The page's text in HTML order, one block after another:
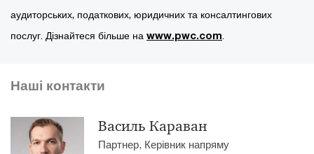
аудиторських, податкових, юридичних та консалтингових
послуг. Дізнайтеся більше на www.pwc.com.
Наші контакти
Василь Караван
Партнер, Керівник напряму